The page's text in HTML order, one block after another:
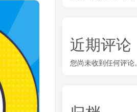
近期评论
您尚未收到任何评论。